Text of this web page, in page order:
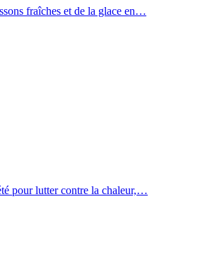
fraîches et de la glace en…
pour lutter contre la chaleur,…